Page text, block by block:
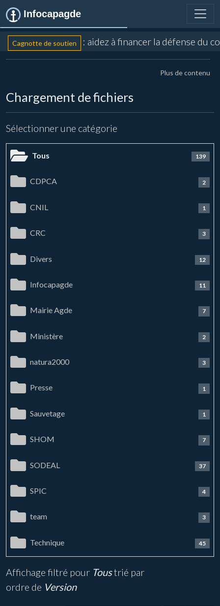
Infocapagde
Cagnotte de soutien : aidez à financer la défense du
Plus de contenu
Chargement de fichiers
Sélectionner une catégorie
Tous 139
CDPCA 2
CNIL 1
CRC 3
Divers 12
Infocapagde 11
Mairie Agde 7
Ministère 2
natura2000 3
Presse 1
Sauvetage 1
SHOM 7
SODEAL 37
SPIC 4
team 3
Technique 45
Affichage filtré pour Toustrié par
ordre de Version